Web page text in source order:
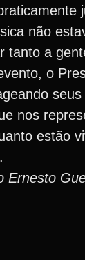
não
tanto a
o
nos
estão
Ernesto